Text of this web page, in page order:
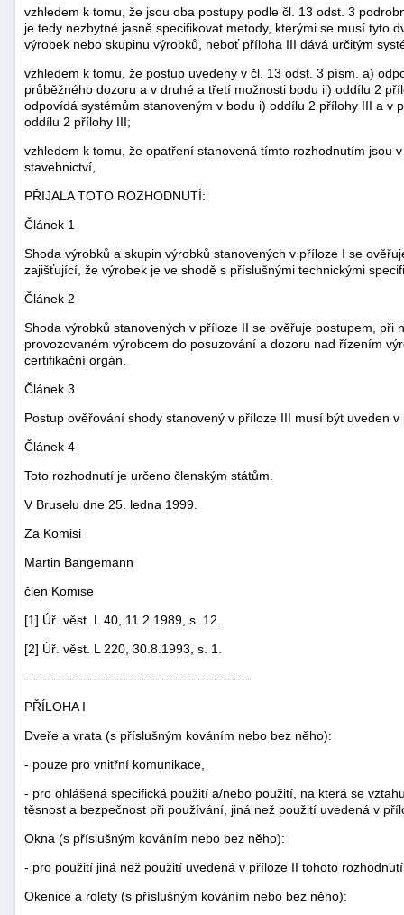
vzhledem k tomu, že jsou oba postupy podle čl. 13 odst. 3
je tedy nezbytné jasně specifikovat metody, kterými se musí tyto
výrobek nebo skupinu výrobků, neboť příloha III dává určitým
vzhledem k tomu, že postup uvedený v čl. 13 odst. 3 písm. a)
průběžného dozoru a v druhé a třetí možnosti bodu ii) oddílu 2
odpovídá systémům stanoveným v bodu i) oddílu 2 přílohy III a v
oddílu 2 přílohy III;
vzhledem k tomu, že opatření stanovená tímto rozhodnutím jsou
stavebnictví,
PŘIJALA TOTO ROZHODNUTÍ:
Článek 1
Shoda výrobků a skupin výrobků stanovených v příloze I se
zajišťující, že výrobek je ve shodě s příslušnými technickými
Článek 2
Shoda výrobků stanovených v příloze II se ověřuje postupem, při
provozovaném výrobcem do posuzování a dozoru nad řízením
certifikační orgán.
Článek 3
Postup ověřování shody stanovený v příloze III musí být uveden
Článek 4
Toto rozhodnutí je určeno členským státům.
V Bruselu dne 25. ledna 1999.
Za Komisi
Martin Bangemann
člen Komise
[1] Úř. věst. L 40, 11.2.1989, s. 12.
[2] Úř. věst. L 220, 30.8.1993, s. 1.
--------------------------------------------------
PŘÍLOHA I
Dveře a vrata (s příslušným kováním nebo bez něho):
- pouze pro vnitřní komunikace,
- pro ohlášená specifická použití a/nebo použití, na která se
těsnost a bezpečnost při používání, jiná než použití uvedená v
Okna (s příslušným kováním nebo bez něho):
- pro použití jiná než použití uvedená v příloze II tohoto
Okenice a rolety (s příslušným kováním nebo bez něho):
+náhrady
škod"